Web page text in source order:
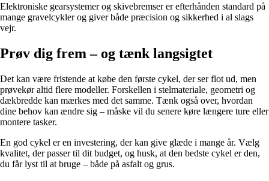
Elektroniske gearsystemer og skivebremser er efterhånden standard på
mange gravelcykler og giver både præcision og sikkerhed i al slags
vejr.
Prøv dig frem – og tænk langsigtet
Det kan være fristende at købe den første cykel, der ser flot ud, men
prøvekør altid flere modeller. Forskellen i stelmateriale, geometri og
dækbredde kan mærkes med det samme. Tænk også over, hvordan
dine behov kan ændre sig – måske vil du senere køre længere ture eller
montere tasker.
En god cykel er en investering, der kan give glæde i mange år. Vælg
kvalitet, der passer til dit budget, og husk, at den bedste cykel er den,
du får lyst til at bruge – både på asfalt og grus.